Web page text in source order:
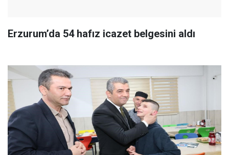
Erzurum’da 54 hafız icazet belgesini aldı